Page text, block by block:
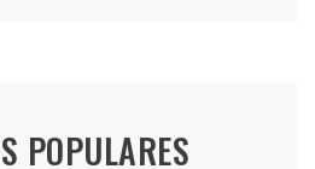
POPULARES